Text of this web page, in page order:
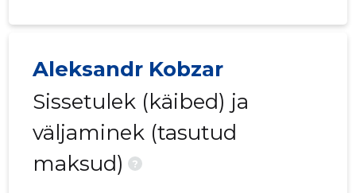
Aleksandr Kobzar
Sissetulek (käibed) ja
väljaminek (tasutud
maksud)
?